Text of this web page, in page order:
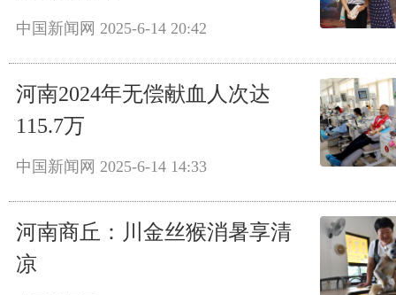
中国新闻网 2025-6-14 20:42
河南2024年无偿献血人次达
115.7万
中国新闻网 2025-6-14 14:33
河南商丘：川金丝猴消暑享清
凉